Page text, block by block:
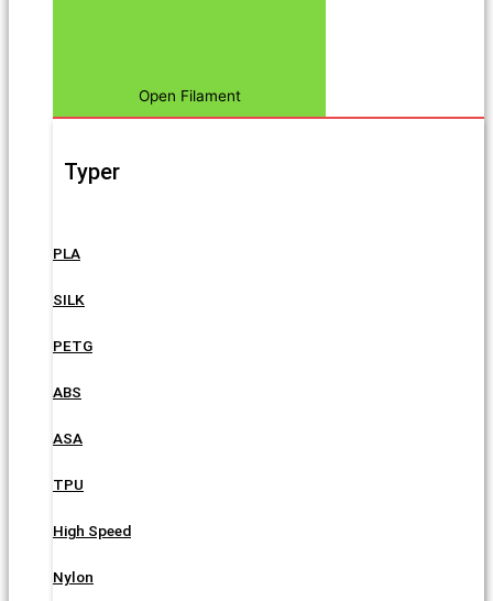
Open Filament
Typer
PLA
SILK
PETG
ABS
ASA
TPU
High Speed
Nylon